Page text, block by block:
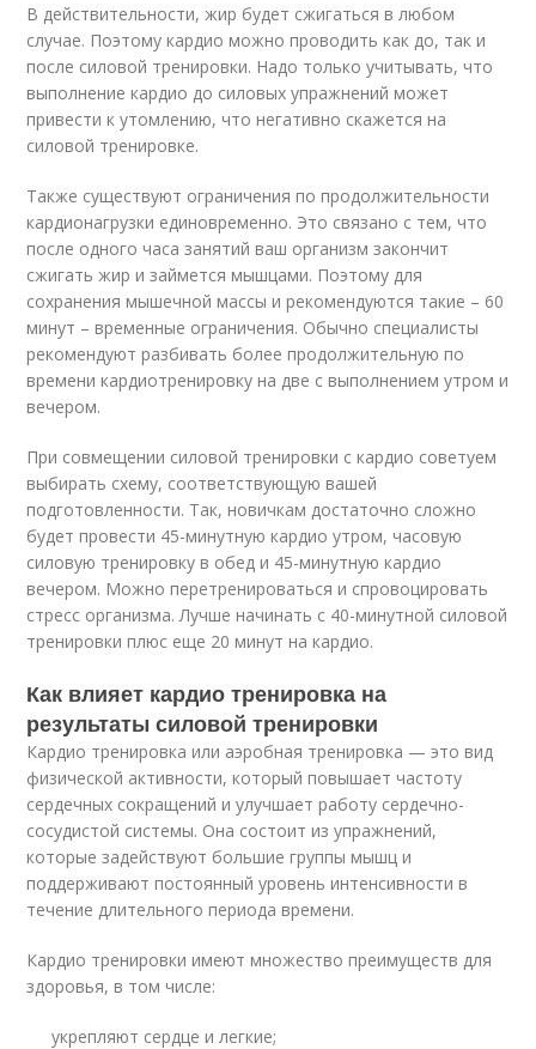
В действительности, жир будет сжигаться в любом
случае. Поэтому кардио можно проводить как до, так и
после силовой тренировки. Надо только учитывать, что
выполнение кардио до силовых упражнений может
привести к утомлению, что негативно скажется на
силовой тренировке.
Также существуют ограничения по продолжительности
кардионагрузки единовременно. Это связано с тем, что
после одного часа занятий ваш организм закончит
сжигать жир и займется мышцами. Поэтому для
сохранения мышечной массы и рекомендуются такие – 60
минут – временные ограничения. Обычно специалисты
рекомендуют разбивать более продолжительную по
времени кардиотренировку на две с выполнением утром и
вечером.
При совмещении силовой тренировки с кардио советуем
выбирать схему, соответствующую вашей
подготовленности. Так, новичкам достаточно сложно
будет провести 45-минутную кардио утром, часовую
силовую тренировку в обед и 45-минутную кардио
вечером. Можно перетренироваться и спровоцировать
стресс организма. Лучше начинать с 40-минутной силовой
тренировки плюс еще 20 минут на кардио.
Как влияет кардио тренировка на
результаты силовой тренировки
Кардио тренировка или аэробная тренировка — это вид
физической активности, который повышает частоту
сердечных сокращений и улучшает работу сердечно-
сосудистой системы. Она состоит из упражнений,
которые задействуют большие группы мышц и
поддерживают постоянный уровень интенсивности в
течение длительного периода времени.
Кардио тренировки имеют множество преимуществ для
здоровья, в том числе:
укрепляют сердце и легкие;